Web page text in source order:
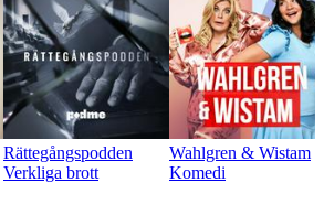
Rättegångspodden
Verkliga brott
Wahlgren & Wistam
Komedi